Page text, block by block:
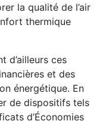
la qualité de l’air
thermique
d’ailleurs ces
et des
énergétique. En
de dispositifs tels
d’Économies